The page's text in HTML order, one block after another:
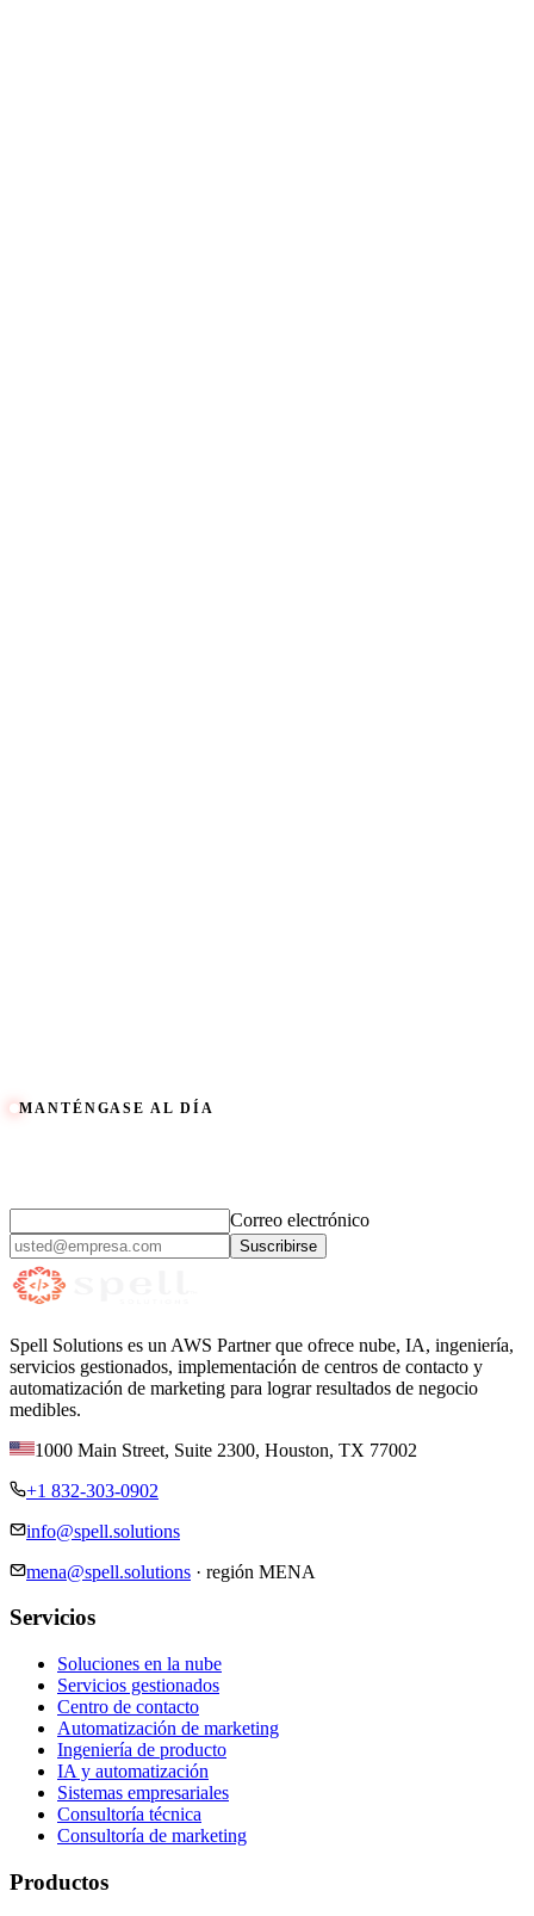
Reserve una Revisión de Seguridad
MANTÉNGASE AL DÍA
Correo electrónico
Suscribirse
Spell Solutions es un AWS Partner que ofrece nube, IA, ingeniería,
servicios gestionados, implementación de centros de contacto y
automatización de marketing para lograr resultados de negocio
medibles.
1000 Main Street, Suite 2300, Houston, TX 77002
+1 832-303-0902
info@spell.solutions
mena@spell.solutions · región MENA
Servicios
Soluciones en la nube
Servicios gestionados
Centro de contacto
Automatización de marketing
Ingeniería de producto
IA y automatización
Sistemas empresariales
Consultoría técnica
Consultoría de marketing
Productos